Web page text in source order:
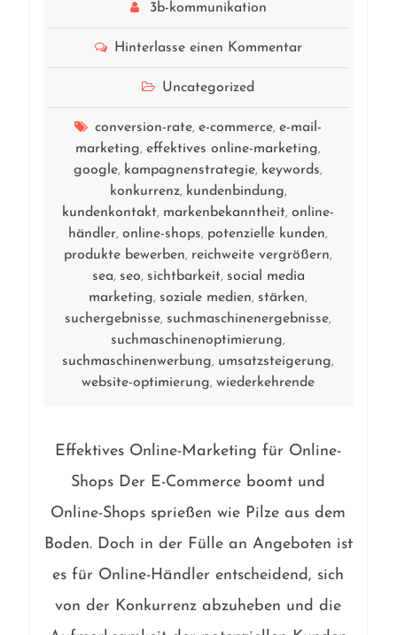
3b-kommunikation
Hinterlasse einen Kommentar
Uncategorized
conversion-rate,e-commerce,e-mail-
marketing,effektives online-marketing,
google, kampagnenstrategie, keywords,
konkurrenz, kundenbindung,
kundenkontakt, markenbekanntheit,online-
händler,online-shops, potenzielle kunden,
produkte bewerben, reichweite vergrößern,
sea, seo, sichtbarkeit, social media
marketing, soziale medien, stärken,
suchergebnisse, suchmaschinenergebnisse,
suchmaschinenoptimierung,
suchmaschinenwerbung, umsatzsteigerung,
website-optimierung,wiederkehrende
Effektives Online-Marketing für Online-
Shops Der E-Commerce boomt und
Online-Shops sprießen wie Pilze aus dem
Boden. Doch in der Fülle an Angeboten ist
es für Online-Händler entscheidend, sich
von der Konkurrenz abzuheben und die